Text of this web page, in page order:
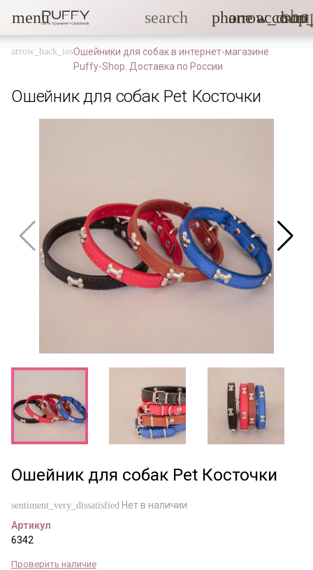
menu search phone
Ошейники для собак в интернет-магазине
Puffy-Shop. Доставка по России
Ошейник для собак Pet Косточки
Ошейник для собак Pet Косточки
sentiment_very_dissatisfied Нет в наличии
Артикул
6342
Проверить наличие